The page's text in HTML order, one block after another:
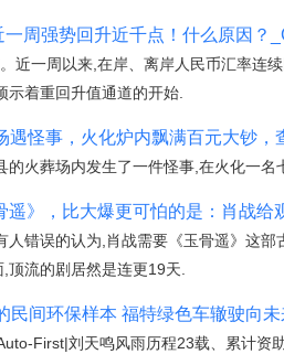
周强势回升近千点！什么原因？
。近一周以来,在岸、离岸人民币汇率连
示着重回升值通道的开始.
遇怪事，火化炉内飘满百元大钞
的火葬场内发生了一件怪事,在火化一
遥》，比大爆更可怕的是：肖战
人错误的认为,肖战需要《玉骨遥》这
顶流的剧居然是连更19天.
民间环保样本 福特绿色车辙驶向
First|刘天鸣风雨历程23载、累计